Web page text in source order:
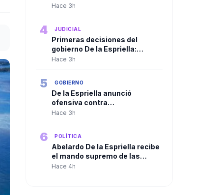
ampliar la presencia del Estado
Hace 3h
4 JUDICIAL
Primeras decisiones del
gobierno De la Espriella:
Trasladan a más de 100
Hace 3h
5 GOBIERNO
De la Espriella anunció
ofensiva contra
organizaciones criminales y
Hace 3h
6 POLÍTICA
Abelardo De la Espriella recibe
el mando supremo de las
Fuerzas Militares en solemne
Hace 4h